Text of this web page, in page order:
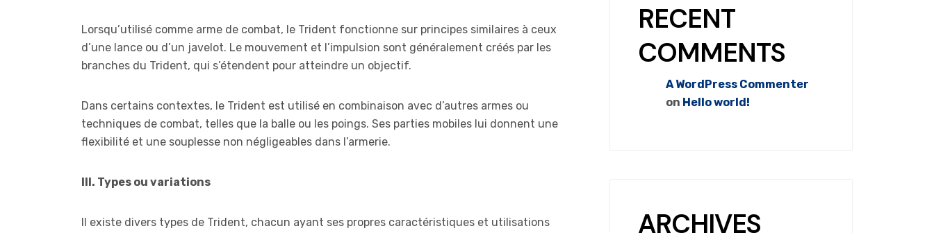
Lorsqu’utilisé comme arme de combat, le Trident fonctionne sur principes similaires à ceux
d’une lance ou d’un javelot. Le mouvement et l’impulsion sont généralement créés par les
branches du Trident, qui s’étendent pour atteindre un objectif.
Dans certains contextes, le Trident est utilisé en combinaison avec d’autres armes ou
techniques de combat, telles que la balle ou les poings. Ses parties mobiles lui donnent une
flexibilité et une souplesse non négligeables dans l’armerie.
III. Types ou variations
Il existe divers types de Trident, chacun ayant ses propres caractéristiques et utilisations
RECENT
COMMENTS
A WordPress Commenter
on Hello world!
ARCHIVES